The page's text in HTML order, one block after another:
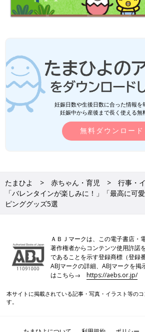
妊娠日数や生後日数に合った情報を
妊娠中から産後まで長く使える無
無料ダウンロード
たまひよ 赤ちゃん・育児 行事・
「バレンタインが楽しみに！」「最高に可
ピンググッズ5選
ＡＢＪマークは、この電子書店・
著作権者からコンテンツ使用許諾
であることを示す登録商標（登録
ABJマークの詳細、ABJマークを
はこちら→https://aebs.or.jp/
本サイトに掲載されている記事・写真・イラスト等の
す。